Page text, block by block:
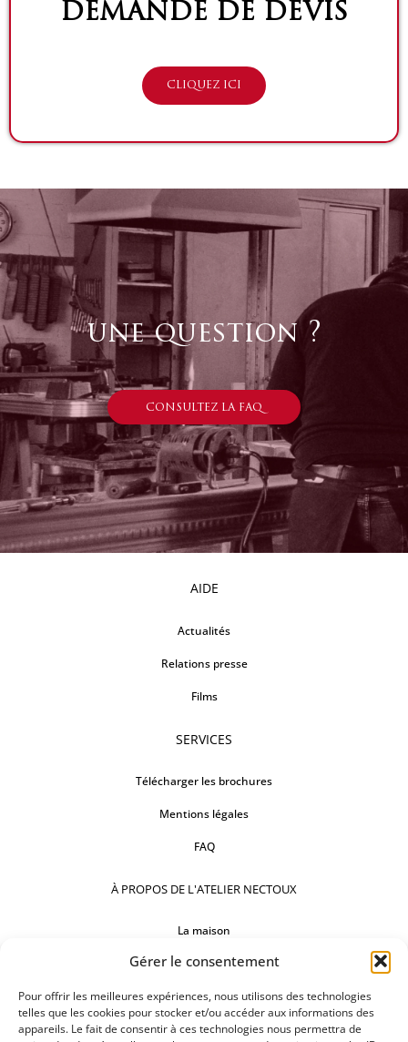
Gérer le consentement
Pour offrir les meilleures expériences, nous utilisons des technologies
telles que les cookies pour stocker et/ou accéder aux informations des
appareils. Le fait de consentir à ces technologies nous permettra de
DEMANDE DE DEVIS
CLIQUEZ ICI
une question ?
CONSULTEZ LA FAQ
AIDE
Actualités
Relations presse
Films
SERVICES
Télécharger les brochures
Mentions légales
FAQ
À PROPOS DE L'ATELIER NECTOUX
La maison
Comptoirs
Nos réalisations
SUIVEZ-NOUS